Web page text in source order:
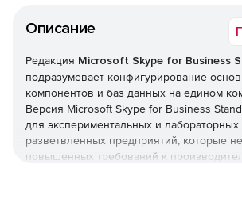
Описание
Редакция Microsoft Skype for Business
подразумевает конфигурирование
компонентов и баз данных на едином
Версия Microsoft Skype for Business
для экспериментальных и
разветвленных предприятий, которые
повышенных требований к